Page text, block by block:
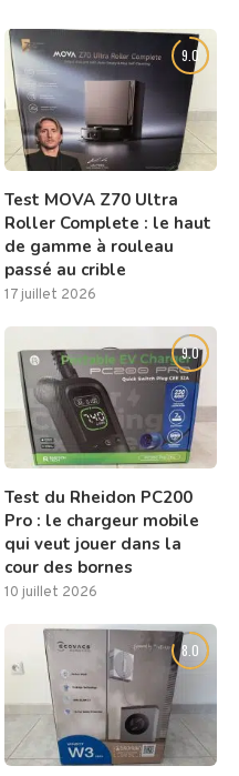
9.0
Test MOVA Z70 Ultra
Roller Complete : le haut
de gamme à rouleau
passé au crible
17 juillet 2026
9.0
Test du Rheidon PC200
Pro : le chargeur mobile
qui veut jouer dans la
cour des bornes
10 juillet 2026
8.0